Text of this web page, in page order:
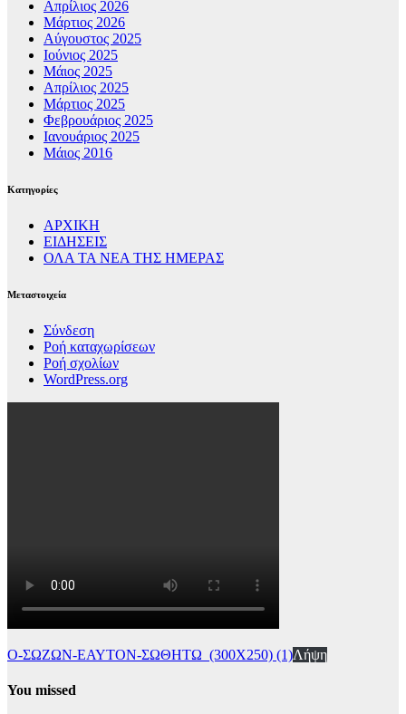
Απρίλιος 2026
Μάρτιος 2026
Αύγουστος 2025
Ιούνιος 2025
Μάιος 2025
Απρίλιος 2025
Μάρτιος 2025
Φεβρουάριος 2025
Ιανουάριος 2025
Μάιος 2016
Kατηγορίες
ΑΡΧΙΚΗ
ΕΙΔΗΣΕΙΣ
ΟΛΑ ΤΑ ΝΕΑ ΤΗΣ ΗΜΕΡΑΣ
Μεταστοιχεία
Σύνδεση
Ροή καταχωρίσεων
Ροή σχολίων
WordPress.org
Ο-ΣΩΖΩΝ-ΕΑΥΤΟΝ-ΣΩΘΗΤΩ_(300Χ250) (1)Λήψη
You missed